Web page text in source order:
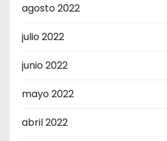
agosto 2022
julio 2022
junio 2022
mayo 2022
abril 2022